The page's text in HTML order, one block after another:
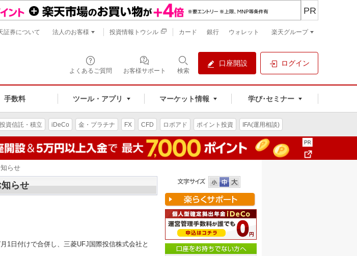
よくあるご質問 お客様サポート 検索
口座開設 ログイン
手数料 ツール・アプリ マーケット情報 学び･セミナー
PR
証券について 法人のお客様 投資情報トウシル カード 銀行 ウォレット 楽天グループ
投資信託・積立 iDeCo 金・プラチナ FX CFD ロボアド ポイント投資 IFA(運用相談)
らせ
らせ
1日付けで合併し、三菱UFJ国際投信株式会社と